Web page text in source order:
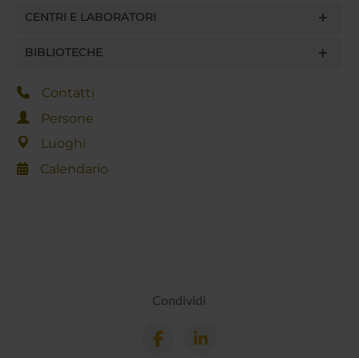
CENTRI E LABORATORI
BIBLIOTECHE
Contatti
Persone
Luoghi
Calendario
Condividi